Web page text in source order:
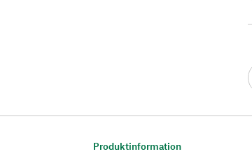
Produktinformation